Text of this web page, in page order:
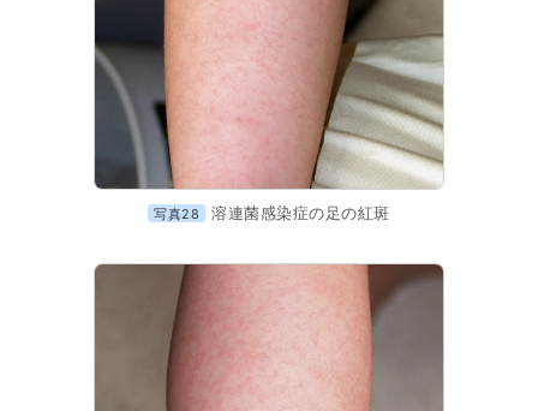
写真28 溶連菌感染症の足の紅斑